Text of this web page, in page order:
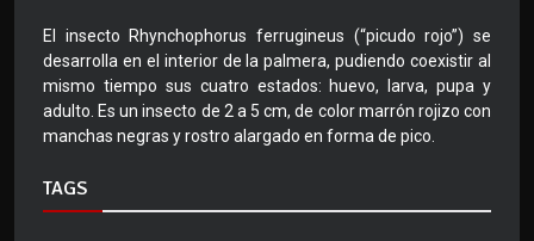
El insecto Rhynchophorus ferrugineus (“picudo rojo”) se
desarrolla en el interior de la palmera, pudiendo coexistir al
mismo tiempo sus cuatro estados: huevo, larva, pupa y
adulto. Es un insecto de 2 a 5 cm, de color marrón rojizo con
manchas negras y rostro alargado en forma de pico.
TAGS